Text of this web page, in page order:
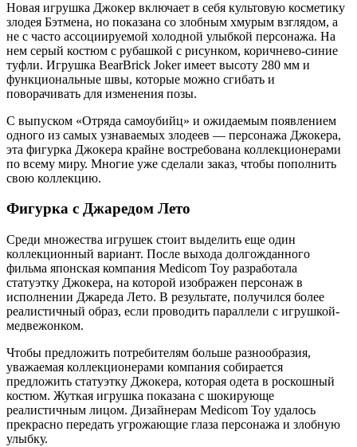
Новая игрушка Джокер включает в себя культовую косметику
злодея Бэтмена, но показана со злобным хмурым взглядом, а
не с часто ассоциируемой холодной улыбкой персонажа. На
нем серый костюм с рубашкой с рисунком, коричнево-синие
туфли. Игрушка BearBrick Joker имеет высоту 280 мм и
функциональные швы, которые можно сгибать и
поворачивать для изменения позы.
С выпуском «Отряда самоубийц» и ожидаемым появлением
одного из самых узнаваемых злодеев — персонажа Джокера,
эта фигурка Джокера крайне востребована коллекционерами
по всему миру. Многие уже сделали заказ, чтобы пополнить
свою коллекцию.
Фигурка с Джаредом Лето
Среди множества игрушек стоит выделить еще один
коллекционный вариант. После выхода долгожданного
фильма японская компания Medicom Toy разработала
статуэтку Джокера, на которой изображен персонаж в
исполнении Джареда Лето. В результате, получился более
реалистичный образ, если проводить параллели с игрушкой-
медвежонком.
Чтобы предложить потребителям больше разнообразия,
уважаемая коллекционерами компания собирается
предложить статуэтку Джокера, которая одета в роскошный
костюм. Жуткая игрушка показана с шокирующе
реалистичным лицом. Дизайнерам Medicom Toy удалось
прекрасно передать угрожающие глаза персонажа и злобную
улыбку.